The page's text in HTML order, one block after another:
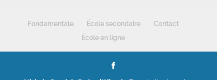
Fondamentale École secondaire
Contact
École en ligne